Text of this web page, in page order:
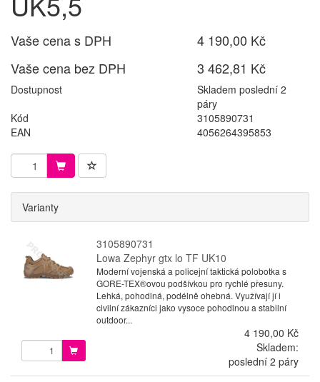
Vaše cena s DPH
4 190,00 Kč
Vaše cena bez DPH
3 462,81 Kč
Dostupnost
Skladem poslední 2
páry
Kód
3105890731
EAN
4056264395853
Varianty
3105890731
Lowa Zephyr gtx lo TF UK10
Moderní vojenská a policejní taktická polobotka s
GORE-TEX®ovou podšívkou pro rychlé přesuny.
Lehká, pohodlná, podélně ohebná. Využívají jí i
civilní zákazníci jako vysoce pohodlnou a stabilní
outdoor...
4 190,00 Kč
Skladem:
poslední 2 páry